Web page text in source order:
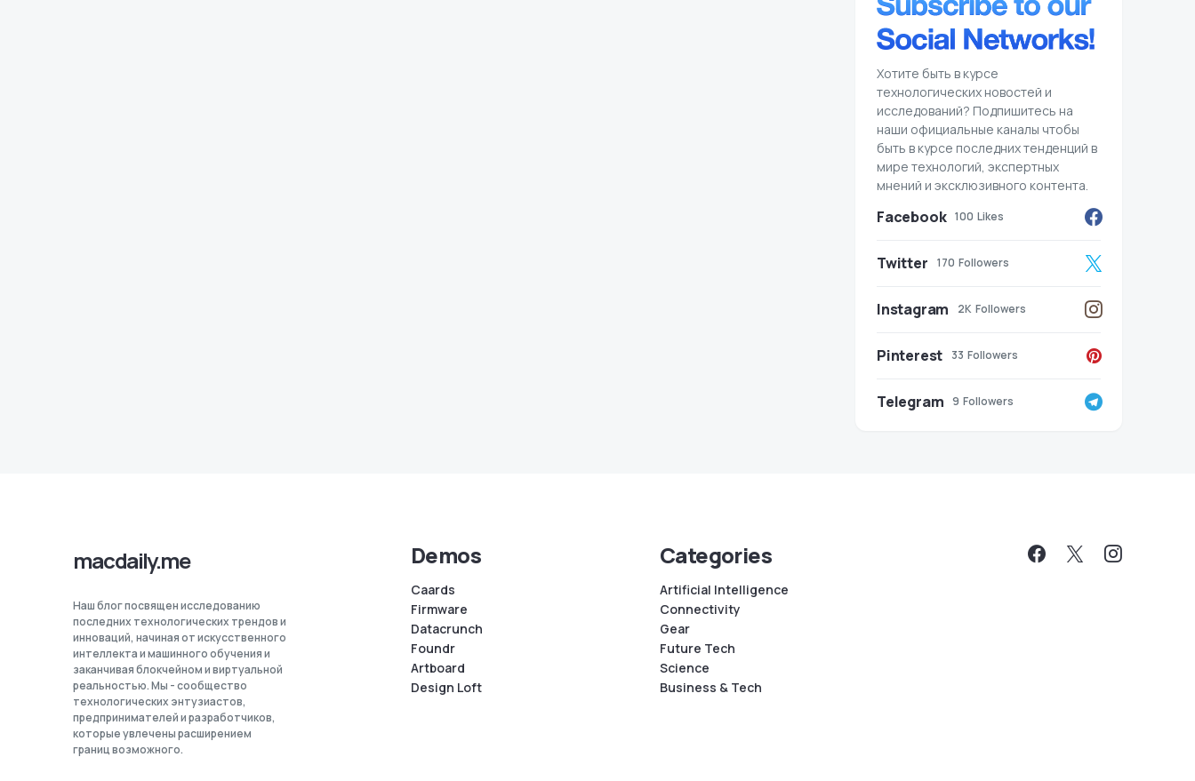
Хотите быть в курсе
технологических новостей и
исследований? Подпишитесь на
наши официальные каналы чтобы
быть в курсе последних тенденций в
мире технологий, экспертных
мнений и эксклюзивного контента.
Facebook 100 Likes
Twitter 170 Followers
Instagram 2K Followers
Pinterest 33 Followers
Telegram 9 Followers
macdaily.me
Наш блог посвящен исследованию
последних технологических трендов и
инноваций, начиная от искусственного
интеллекта и машинного обучения и
заканчивая блокчейном и виртуальной
реальностью. Мы - сообщество
технологических энтузиастов,
предпринимателей и разработчиков,
которые увлечены расширением
границ возможного.
Demos
Caards
Firmware
Datacrunch
Foundr
Artboard
Design Loft
Categories
Artificial Intelligence
Connectivity
Gear
Future Tech
Science
Business & Tech